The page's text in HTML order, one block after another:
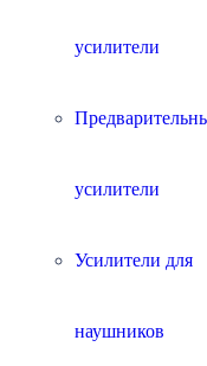
усилители
усилители
Усилители для
наушников